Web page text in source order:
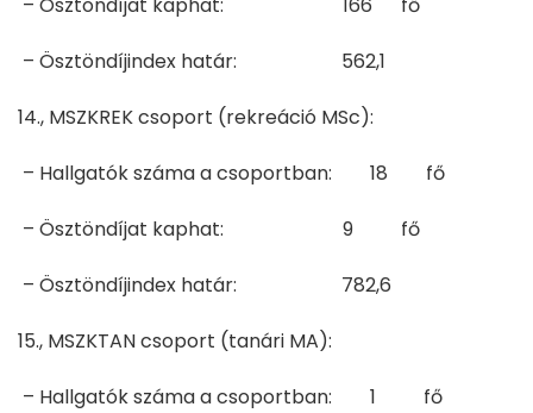
– Ösztöndíjindex határ: 562,1
14., MSZKREK csoport (rekreáció MSc):
– Hallgatók száma a csoportban: 18 fő
– Ösztöndíjat kaphat: 9 fő
– Ösztöndíjindex határ: 782,6
15., MSZKTAN csoport (tanári MA):
– Hallgatók száma a csoportban: 1 fő